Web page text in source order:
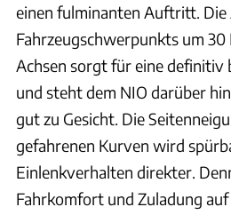
einen fulminanten Auftritt. Die
Fahrzeugschwerpunkts um
Achsen sorgt für eine definitiv
und steht dem NIO darüber
gut zu Gesicht. Die
gefahrenen Kurven wird
Einlenkverhalten direkter.
Fahrkomfort und Zuladung auf